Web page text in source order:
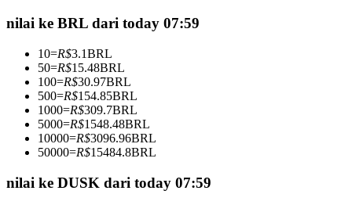
Menjadi Pedagang Salinan
Nikmati pembagian keuntungan dan komisi copy trading
nilai ke BRL dari today 07:59
10=R$3.1BRL
50=R$15.48BRL
100=R$30.97BRL
500=R$154.85BRL
1000=R$309.7BRL
5000=R$1548.48BRL
10000=R$3096.96BRL
50000=R$15484.8BRL
nilai ke DUSK dari today 07:59